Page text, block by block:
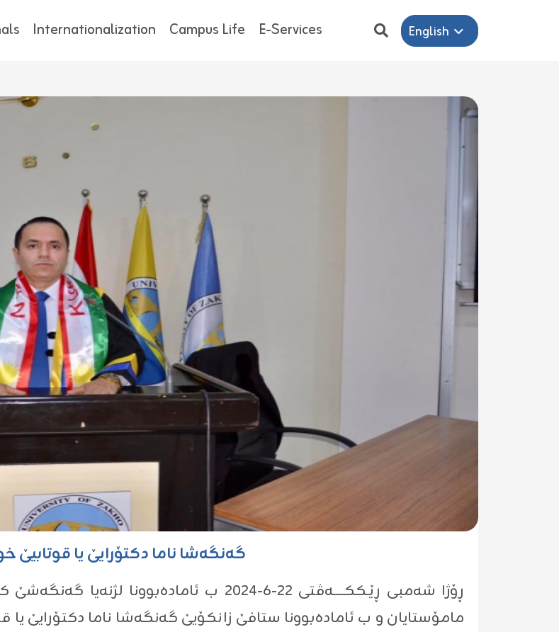
Internationalization Campus Life E-Services English
گەنگەشا ناما دکتۆرایێ یا قوتابیێ
ڕۆژا شەمبی ڕێـککـــــەڤتی ۲۲-٦-٢٠٢٤ ب
مامۆستایان و ب ئامادەبوونا ستافێ زانکۆیێ گەنگەشا ناما دكتۆرايێ یا